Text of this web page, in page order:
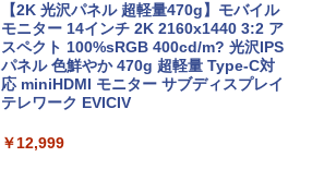
MS Office 2024 H&B 搭載｜14型 WEB
カメラ 指紋認証 搭載モデル｜中古 ノー
トパソコン Windows11 Office 付き｜D
降 1.60GHz 4コア 8スレッド メモリ 8G
【展示品・代引不可】 富士通 FUJITSU
デスクトップPC FMV Desktop Fシリー
ズ F55-K1 23.8型/ Core i5-1235U/ メモ
リ 16GB/ SSD 512GB/ Windows 11/ 20
24 Office付き/ 2025年1月モデル
￥149,800
【2K 光沢パネル 超軽量470g】モバイル
モニター 14インチ 2K 2160x1440 3:2 ア
スペクト 100%sRGB 400cd/m? 光沢IPS
パネル 色鮮やか 470g 超軽量 Type-C対
応 miniHDMI モニター サブディスプレイ
テレワーク EVICIV
￥12,999